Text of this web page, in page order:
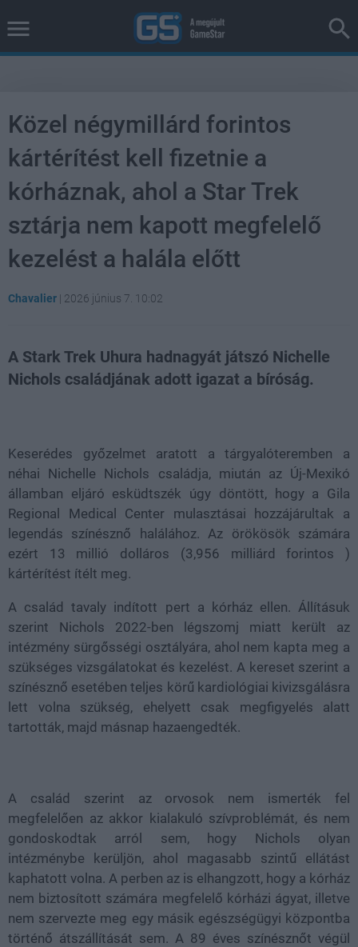
Közel négymillárd forintos
kártérítést kell fizetnie a
kórháznak, ahol a Star Trek
sztárja nem kapott megfelelő
kezelést a halála előtt
Chavalier | 2026 június 7. 10:02
A Stark Trek Uhura hadnagyát játszó Nichelle
Nichols családjának adott igazat a bíróság.
Keserédes győzelmet aratott a tárgyalóteremben a
néhai Nichelle Nichols családja, miután az Új-Mexikó
államban eljáró esküdtszék úgy döntött, hogy a Gila
Regional Medical Center mulasztásai hozzájárultak a
legendás színésznő halálához. Az örökösök számára
ezért 13 millió dolláros (3,956 milliárd forintos )
kártérítést ítélt meg.
A család tavaly indított pert a kórház ellen. Állításuk
szerint Nichols 2022-ben légszomj miatt került az
intézmény sürgősségi osztályára, ahol nem kapta meg a
szükséges vizsgálatokat és kezelést. A kereset szerint a
színésznő esetében teljes körű kardiológiai kivizsgálásra
lett volna szükség, ehelyett csak megfigyelés alatt
tartották, majd másnap hazaengedték.
A család szerint az orvosok nem ismerték fel
megfelelően az akkor kialakuló szívproblémát, és nem
gondoskodtak arról sem, hogy Nichols olyan
intézménybe kerüljön, ahol magasabb szintű ellátást
kaphatott volna. A perben az is elhangzott, hogy a kórház
nem biztosított számára megfelelő kórházi ágyat, illetve
nem szervezte meg egy másik egészségügyi központba
történő átszállítását sem. A 89 éves színésznőt végül